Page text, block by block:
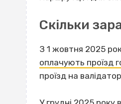
Скільки
З 1 жовтня 2025
оплачують проїзд
проїзд на